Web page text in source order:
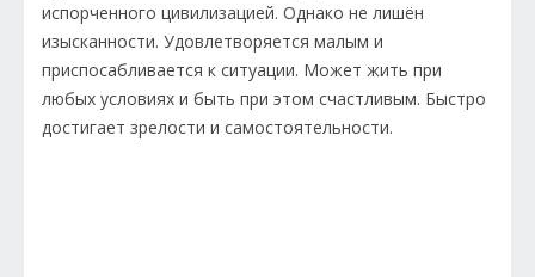
испорченного цивилизацией. Однако не лишён
изысканности. Удовлетворяется малым и
приспосабливается к ситуации. Может жить при
любых условиях и быть при этом счастливым. Быстро
достигает зрелости и самостоятельности.